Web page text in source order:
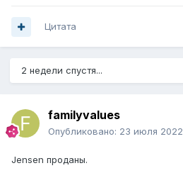
Цитата
2 недели спустя...
familyvalues
Опубликовано: 23 июля 2022
Jensen проданы.